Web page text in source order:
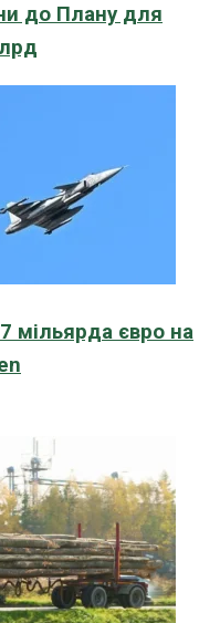
до Плану для
мільярда євро на